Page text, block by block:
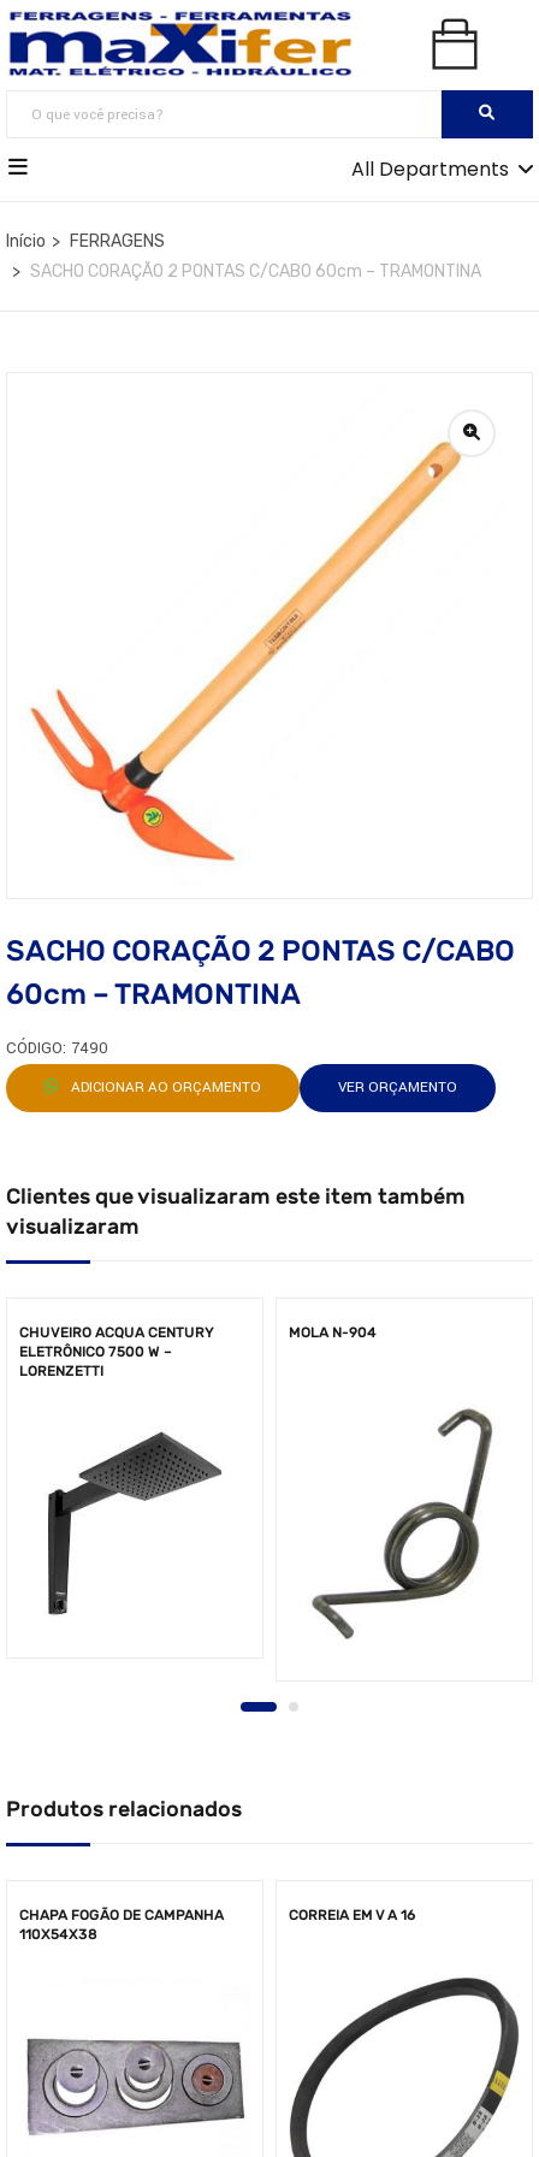
All Departments
Início
FERRAGENS
SACHO CORAÇÃO 2 PONTAS C/CABO 60cm – TRAMONTINA
SACHO CORAÇÃO 2 PONTAS C/CABO
60cm – TRAMONTINA
CÓDIGO: 7490
ADICIONAR AO ORÇAMENTO VER ORÇAMENTO
Clientes que visualizaram este item também
visualizaram
CHUVEIRO ACQUA CENTURY
ELETRÔNICO 7500 W –
LORENZETTI
MOLA N-904
Produtos relacionados
CHAPA FOGÃO DE CAMPANHA
110X54X38
CORREIA EM V A 16